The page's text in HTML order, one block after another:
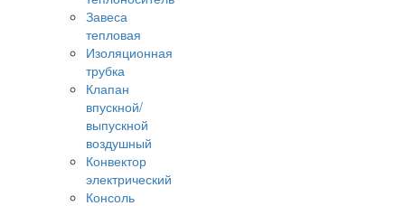
Завеса
тепловая
Изоляционная
трубка
Клапан
впускной/
выпускной
воздушный
Конвектор
электрический
Консоль